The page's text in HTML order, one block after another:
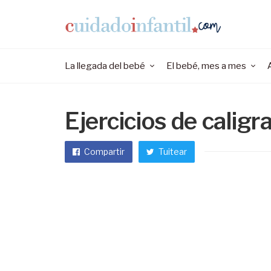
La llegada del bebé El bebé, mes a mes
Ejercicios de
Compartir Tuitear